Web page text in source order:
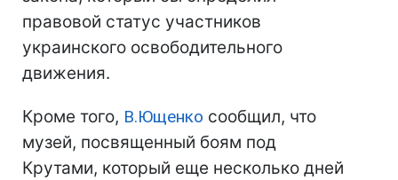
правовой статус участников
украинского освободительного
движения.
Кроме того, В.Ющенко сообщил, что
музей, посвященный боям под
Крутами, который еще несколько дней